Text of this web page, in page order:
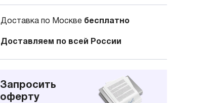
Доставка по Москве бесплатно
Доставляем по всей России
Запросить
оферту